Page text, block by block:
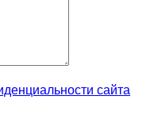
сайта